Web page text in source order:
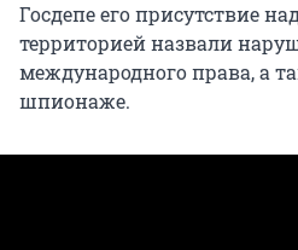
Госдепе его присутствие
территорией назвали
международного права, а
шпионаже.